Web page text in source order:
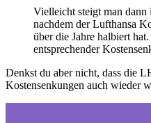
Vielleicht steigt man dann
nachdem der Lufthansa
über die Jahre halbiert
entsprechender
Denkst du aber nicht, dass die
Kostensenkungen auch wieder